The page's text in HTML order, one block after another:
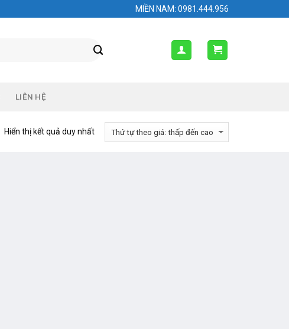
MIỀN NAM: 0981.444.956
LIÊN HỆ
Hiển thị kết quả duy nhất